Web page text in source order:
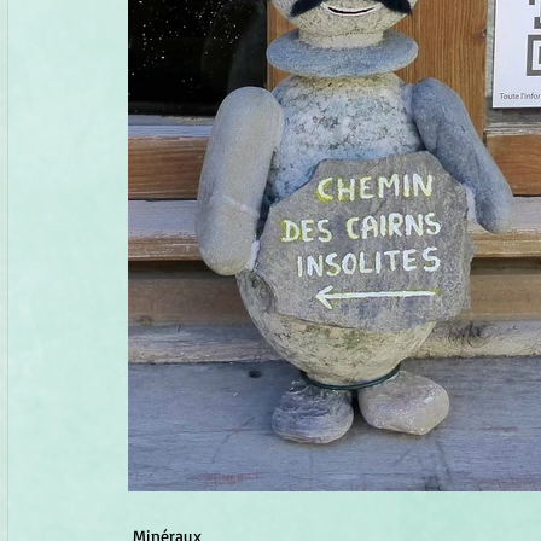
Minéraux